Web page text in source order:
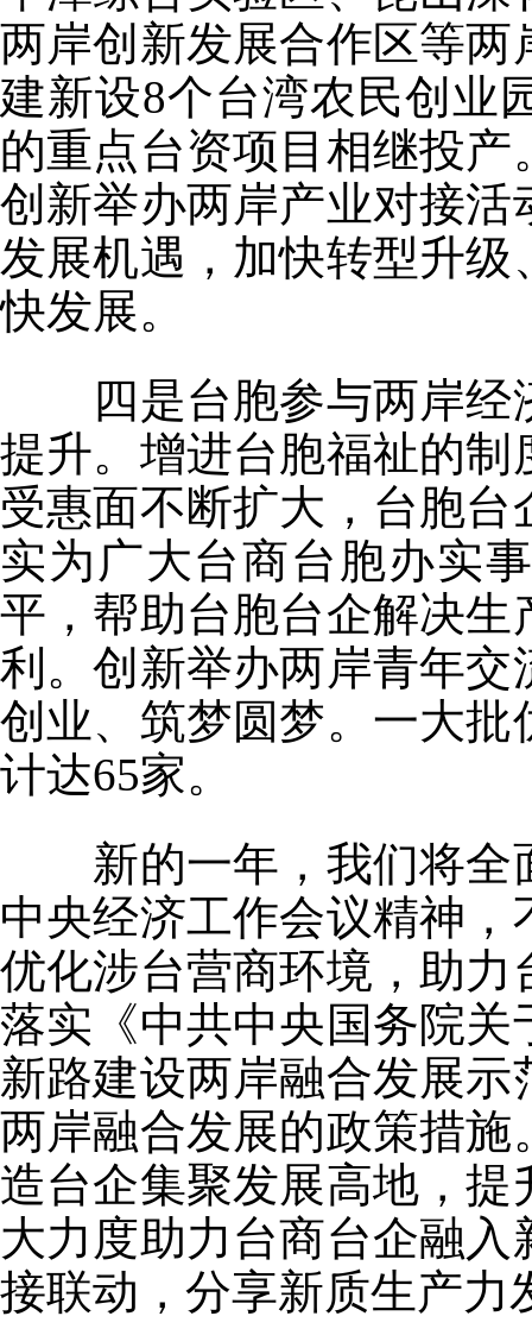
两岸创新发展合作区等
建新设8个台湾农民创业
的重点台资项目相继投
创新举办两岸产业对接
发展机遇，加快转型升
快发展。
四是台胞参与两岸经
提升。增进台胞福祉的
受惠面不断扩大，台胞
实为广大台商台胞办实
平，帮助台胞台企解决
利。创新举办两岸青年
创业、筑梦圆梦。一大
计达65家。
新的一年，我们将全
中央经济工作会议精神
优化涉台营商环境，助
落实《中共中央国务院
新路建设两岸融合发展
两岸融合发展的政策措
造台企集聚发展高地，
大力度助力台商台企融
接联动，分享新质生产力